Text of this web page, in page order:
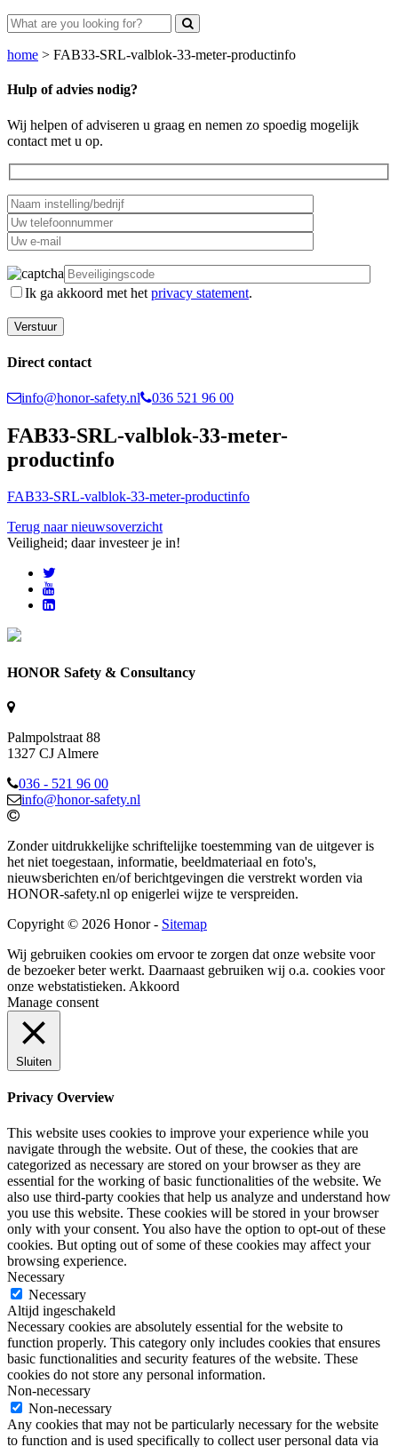
home > FAB33-SRL-valblok-33-meter-productinfo
Hulp of advies nodig?
Wij helpen of adviseren u graag en nemen zo spoedig mogelijk
contact met u op.
Ik ga akkoord met het privacy statement.
Direct contact
info@honor-safety.nl 036 521 96 00
FAB33-SRL-valblok-33-meter-
productinfo
FAB33-SRL-valblok-33-meter-productinfo
Terug naar nieuwsoverzicht
Veiligheid; daar investeer je in!
HONOR Safety & Consultancy
Palmpolstraat 88
1327 CJ Almere
036 - 521 96 00
info@honor-safety.nl
Zonder uitdrukkelijke schriftelijke toestemming van de uitgever is
het niet toegestaan, informatie, beeldmateriaal en foto's,
nieuwsberichten en/of berichtgevingen die verstrekt worden via
HONOR-safety.nl op enigerlei wijze te verspreiden.
Copyright © 2026 Honor - Sitemap
Wij gebruiken cookies om ervoor te zorgen dat onze website voor
de bezoeker beter werkt. Daarnaast gebruiken wij o.a. cookies voor
onze webstatistieken. Akkoord
Manage consent
Sluiten
Privacy Overview
This website uses cookies to improve your experience while you
navigate through the website. Out of these, the cookies that are
categorized as necessary are stored on your browser as they are
essential for the working of basic functionalities of the website. We
also use third-party cookies that help us analyze and understand how
you use this website. These cookies will be stored in your browser
only with your consent. You also have the option to opt-out of these
cookies. But opting out of some of these cookies may affect your
browsing experience.
Necessary
Necessary
Altijd ingeschakeld
Necessary cookies are absolutely essential for the website to
function properly. This category only includes cookies that ensures
basic functionalities and security features of the website. These
cookies do not store any personal information.
Non-necessary
Non-necessary
Any cookies that may not be particularly necessary for the website
to function and is used specifically to collect user personal data via